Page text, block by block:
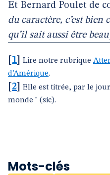
Et Bernard Poulet de
du caractère, c’est
qu’il sait aussi être
1 Lire notre rubrique
d’Amérique.
2
Elle est titrée, par le
monde " (sic).
Mots-clés